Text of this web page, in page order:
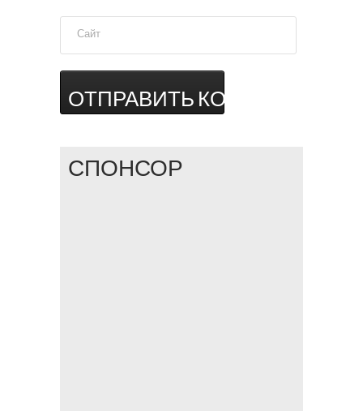
Сайт
СПОНСОР